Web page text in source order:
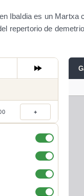
Ibaldia es un Martxa
repertorio de
+